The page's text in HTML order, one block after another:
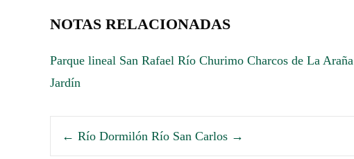
NOTAS RELACIONADAS
Parque lineal San Rafael Río Churimo Charcos de La Araña
Jardín
← Río Dormilón Río San Carlos →